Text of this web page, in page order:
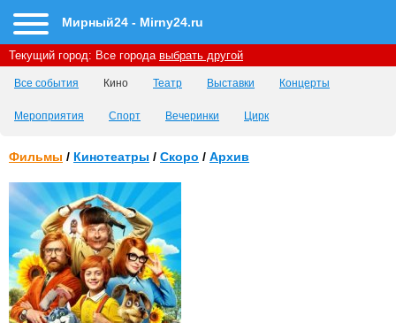
Мирный24 - Mirny24.ru
Текущий город: Все города выбрать другой
Все события Кино Театр Выставки Концерты
Мероприятия Спорт Вечеринки Цирк
Фильмы / Кинотеатры / Скоро / Архив